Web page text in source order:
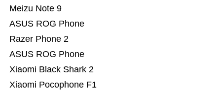
Xiaomi Pocophone F1
Xiaomi Black Shark 2
ASUS ROG Phone
Razer Phone 2
ASUS ROG Phone
Meizu Note 9